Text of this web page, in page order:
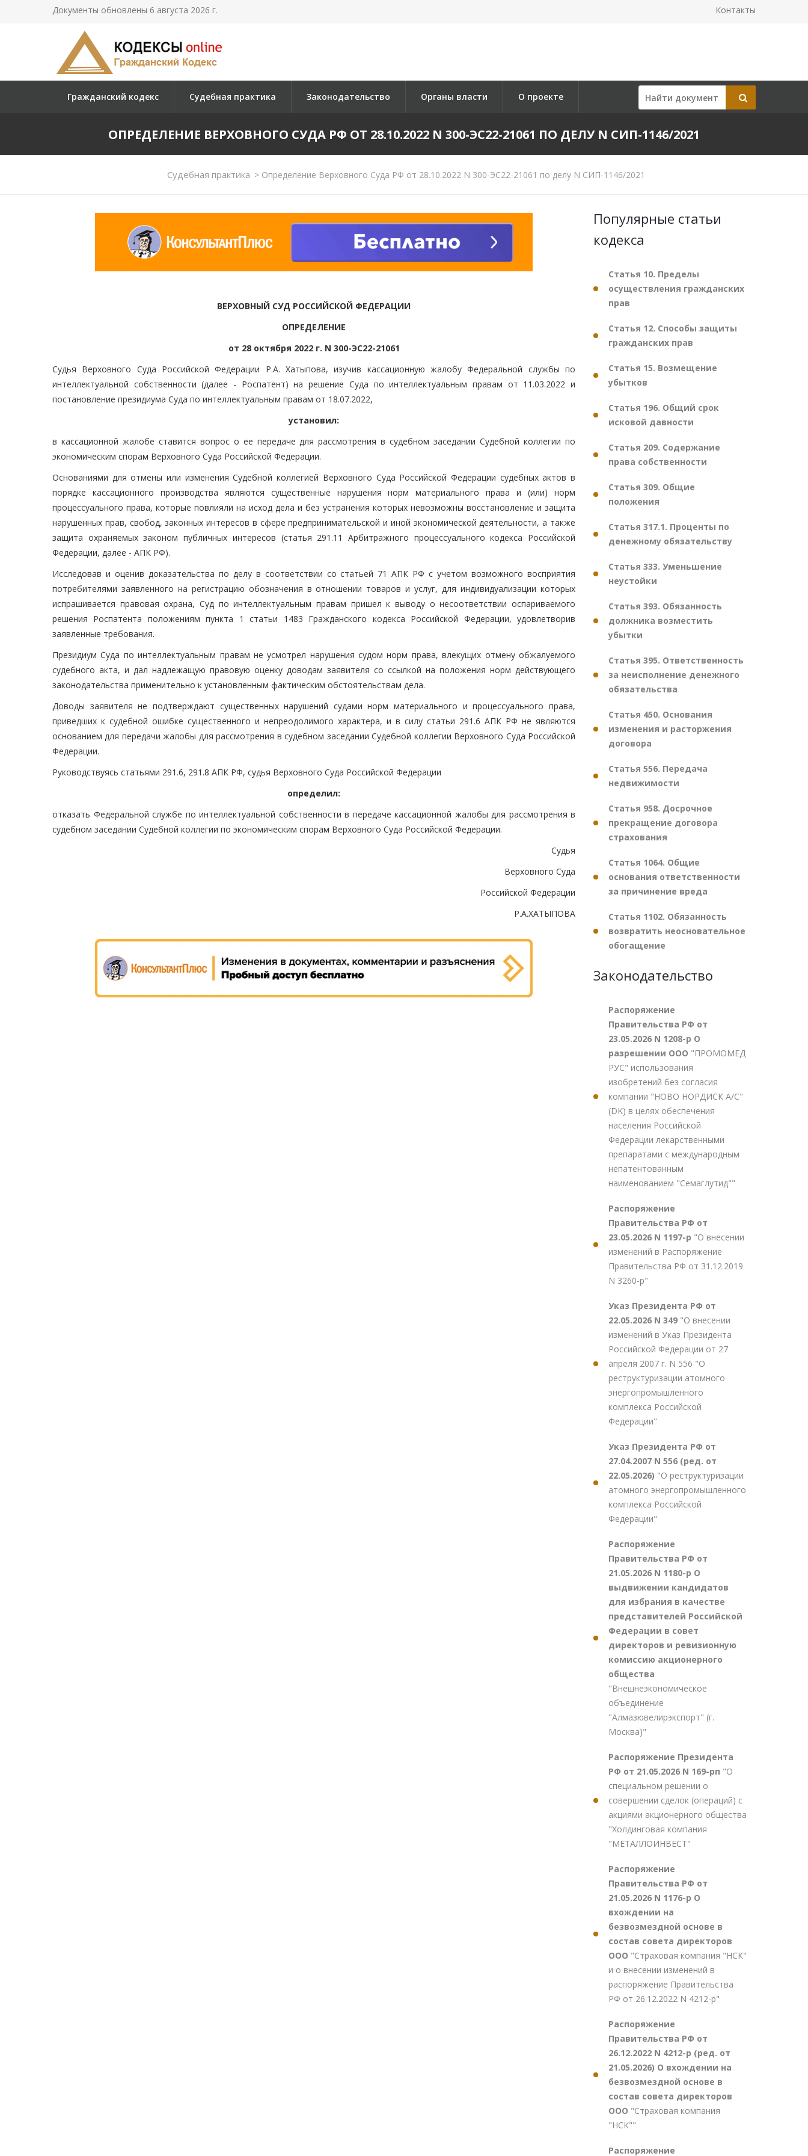
Документы обновлены 6 августа 2026 г. Контакты
Гражданский кодекс Судебная практика Законодательство Органы власти О проекте
ОПРЕДЕЛЕНИЕ ВЕРХОВНОГО СУДА РФ ОТ 28.10.2022 N 300-ЭС22-21061 ПО ДЕЛУ N СИП-1146/2021
Судебная практика > Определение Верховного Суда РФ от 28.10.2022 N 300-ЭС22-21061 по делу N СИП-1146/2021
ВЕРХОВНЫЙ СУД РОССИЙСКОЙ ФЕДЕРАЦИИ
ОПРЕДЕЛЕНИЕ
от 28 октября 2022 г. N 300-ЭС22-21061
Судья Верховного Суда Российской Федерации Р.А. Хатыпова, изучив кассационную жалобу Федеральной службы по
интеллектуальной собственности (далее - Роспатент) на решение Суда по интеллектуальным правам от 11.03.2022 и
постановление президиума Суда по интеллектуальным правам от 18.07.2022,
установил:
в кассационной жалобе ставится вопрос о ее передаче для рассмотрения в судебном заседании Судебной коллегии по
экономическим спорам Верховного Суда Российской Федерации.
Основаниями для отмены или изменения Судебной коллегией Верховного Суда Российской Федерации судебных актов в
порядке кассационного производства являются существенные нарушения норм материального права и (или) норм
процессуального права, которые повлияли на исход дела и без устранения которых невозможны восстановление и защита
нарушенных прав, свобод, законных интересов в сфере предпринимательской и иной экономической деятельности, а также
защита охраняемых законом публичных интересов (статья 291.11 Арбитражного процессуального кодекса Российской
Федерации, далее - АПК РФ).
Исследовав и оценив доказательства по делу в соответствии со статьей 71 АПК РФ с учетом возможного восприятия
потребителями заявленного на регистрацию обозначения в отношении товаров и услуг, для индивидуализации которых
испрашивается правовая охрана, Суд по интеллектуальным правам пришел к выводу о несоответствии оспариваемого
решения Роспатента положениям пункта 1 статьи 1483 Гражданского кодекса Российской Федерации, удовлетворив
заявленные требования.
Президиум Суда по интеллектуальным правам не усмотрел нарушения судом норм права, влекущих отмену обжалуемого
судебного акта, и дал надлежащую правовую оценку доводам заявителя со ссылкой на положения норм действующего
законодательства применительно к установленным фактическим обстоятельствам дела.
Доводы заявителя не подтверждают существенных нарушений судами норм материального и процессуального права,
приведших к судебной ошибке существенного и непреодолимого характера, и в силу статьи 291.6 АПК РФ не являются
основанием для передачи жалобы для рассмотрения в судебном заседании Судебной коллегии Верховного Суда Российской
Федерации.
Руководствуясь статьями 291.6, 291.8 АПК РФ, судья Верховного Суда Российской Федерации
определил:
отказать Федеральной службе по интеллектуальной собственности в передаче кассационной жалобы для рассмотрения в
судебном заседании Судебной коллегии по экономическим спорам Верховного Суда Российской Федерации.
Судья
Верховного Суда
Российской Федерации
Р.А.ХАТЫПОВА
Популярные статьи
кодекса
Статья 10. Пределы
осуществления гражданских
прав
Статья 12. Способы защиты
гражданских прав
Статья 15. Возмещение
убытков
Статья 196. Общий срок
исковой давности
Статья 209. Содержание
права собственности
Статья 309. Общие
положения
Статья 317.1. Проценты по
денежному обязательству
Статья 333. Уменьшение
неустойки
Статья 393. Обязанность
должника возместить
убытки
Статья 395. Ответственность
за неисполнение денежного
обязательства
Статья 450. Основания
изменения и расторжения
договора
Статья 556. Передача
недвижимости
Статья 958. Досрочное
прекращение договора
страхования
Статья 1064. Общие
основания ответственности
за причинение вреда
Статья 1102. Обязанность
возвратить неосновательное
обогащение
Законодательство
Распоряжение
Правительства РФ от
23.05.2026 N 1208-р О
разрешении ООО "ПРОМОМЕД
РУС" использования
изобретений без согласия
компании "НОВО НОРДИСК А/С"
(DK) в целях обеспечения
населения Российской
Федерации лекарственными
препаратами с международным
непатентованным
наименованием "Семаглутид""
Распоряжение
Правительства РФ от
23.05.2026 N 1197-р "О внесении
изменений в Распоряжение
Правительства РФ от 31.12.2019
N 3260-р"
Указ Президента РФ от
22.05.2026 N 349 "О внесении
изменений в Указ Президента
Российской Федерации от 27
апреля 2007 г. N 556 "О
реструктуризации атомного
энергопромышленного
комплекса Российской
Федерации"
Указ Президента РФ от
27.04.2007 N 556 (ред. от
22.05.2026) "О реструктуризации
атомного энергопромышленного
комплекса Российской
Федерации"
Распоряжение
Правительства РФ от
21.05.2026 N 1180-р О
выдвижении кандидатов
для избрания в качестве
представителей Российской
Федерации в совет
директоров и ревизионную
комиссию акционерного
общества
"Внешнеэкономическое
объединение
"Алмазювелирэкспорт" (г.
Москва)"
Распоряжение Президента
РФ от 21.05.2026 N 169-рп "О
специальном решении о
совершении сделок (операций) с
акциями акционерного общества
"Холдинговая компания
"МЕТАЛЛОИНВЕСТ"
Распоряжение
Правительства РФ от
21.05.2026 N 1176-р О
вхождении на
безвозмездной основе в
состав совета директоров
ООО "Страховая компания "НСК"
и о внесении изменений в
распоряжение Правительства
РФ от 26.12.2022 N 4212-р"
Распоряжение
Правительства РФ от
26.12.2022 N 4212-р (ред. от
21.05.2026) О вхождении на
безвозмездной основе в
состав совета директоров
ООО "Страховая компания
"НСК""
Распоряжение